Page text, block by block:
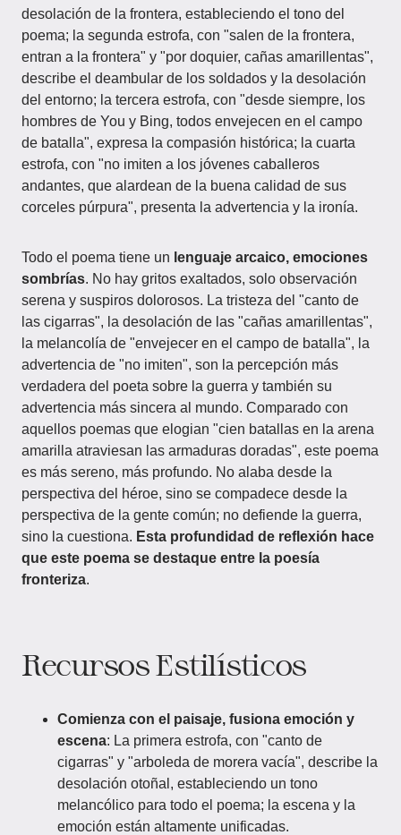
desolación de la frontera, estableciendo el tono del
poema; la segunda estrofa, con "salen de la frontera,
entran a la frontera" y "por doquier, cañas amarillentas",
describe el deambular de los soldados y la desolación
del entorno; la tercera estrofa, con "desde siempre, los
hombres de You y Bing, todos envejecen en el campo
de batalla", expresa la compasión histórica; la cuarta
estrofa, con "no imiten a los jóvenes caballeros
andantes, que alardean de la buena calidad de sus
corceles púrpura", presenta la advertencia y la ironía.
Todo el poema tiene un lenguaje arcaico, emociones
sombrías. No hay gritos exaltados, solo observación
serena y suspiros dolorosos. La tristeza del "canto de
las cigarras", la desolación de las "cañas amarillentas",
la melancolía de "envejecer en el campo de batalla", la
advertencia de "no imiten", son la percepción más
verdadera del poeta sobre la guerra y también su
advertencia más sincera al mundo. Comparado con
aquellos poemas que elogian "cien batallas en la arena
amarilla atraviesan las armaduras doradas", este poema
es más sereno, más profundo. No alaba desde la
perspectiva del héroe, sino se compadece desde la
perspectiva de la gente común; no defiende la guerra,
sino la cuestiona. Esta profundidad de reflexión hace
que este poema se destaque entre la poesía
fronteriza.
Recursos Estilísticos
Comienza con el paisaje, fusiona emoción y
escena: La primera estrofa, con "canto de
cigarras" y "arboleda de morera vacía", describe la
desolación otoñal, estableciendo un tono
melancólico para todo el poema; la escena y la
emoción están altamente unificadas.